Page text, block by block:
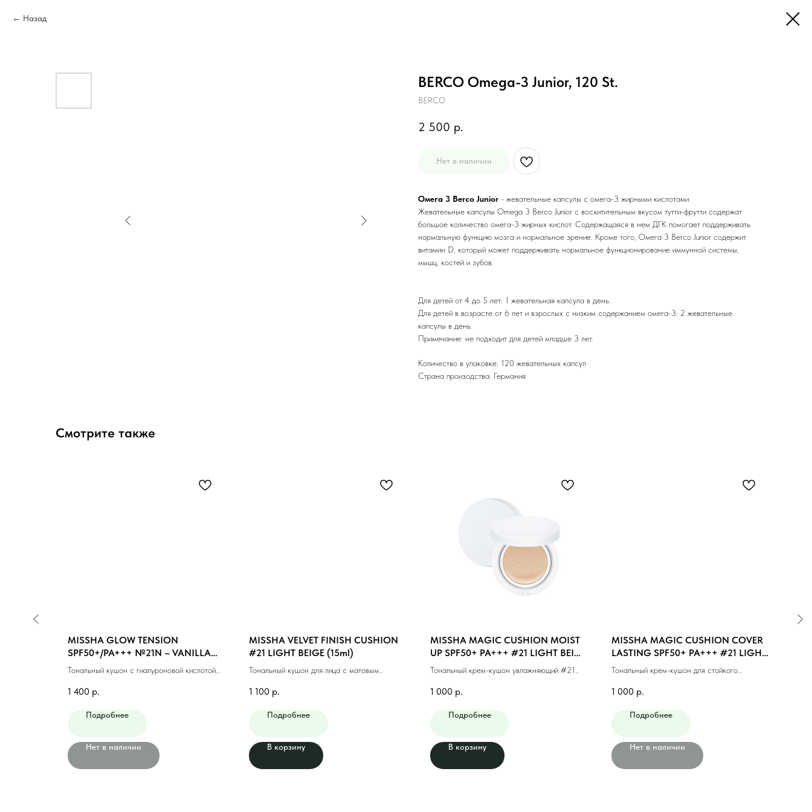
Назад
BERCO Omega-3 Junior, 120 St.
BERCO
2 500 р.
Нет в наличии
Омега 3 Berco Junior - жевательные капсулы с омега-3 жирными кислотами
Жевательные капсулы Omega 3 Berco Junior с восхитительным вкусом тутти-фрутти содержат
большое количество омега-3 жирных кислот. Содержащаяся в нем ДГК помогает поддерживать
нормальную функцию мозга и нормальное зрение. Кроме того, Омега 3 Berco Junior содержит
витамин D, который может поддерживать нормальное функционирование иммунной системы,
мышц, костей и зубов.
Для детей от 4 до 5 лет: 1 жевательная капсула в день.
Для детей в возрасте от 6 лет и взрослых с низким содержанием омега-3: 2 жевательные
капсулы в день.
Примечание: не подходит для детей младше 3 лет.
Количество в упаковке: 120 жевательных капсул
Страна произодства: Германия
Смотрите также
MISSHA GLOW TENSION
SPF50+/PA+++ №21N – VANILLA
(NEUTRAL) (15gr)
Тональный кушон с гиалуроновой кислотой
1 400 р.
Подробнее
Нет в наличии
MISSHA VELVET FINISH CUSHION
#21 LIGHT BEIGE (15ml)
Тональный кушон для лица с матовым
1 100 р.
Подробнее
В корзину
MISSHA MAGIC CUSHION MOIST
UP SPF50+ PA+++ #21 LIGHT BEIGE
(15g)
Тональный крем-кушон увлажняющий #21
1 000 р.
Подробнее
В корзину
MISSHA MAGIC CUSHION COVER
LASTING SPF50+ PA+++ #21 LIGHT
BEIGE (15ml)
Тональный крем-кушон для стойкого
1 000 р.
Подробнее
Нет в наличии